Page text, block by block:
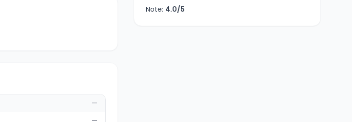
—
Note: 4.0/5